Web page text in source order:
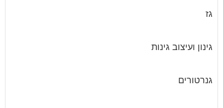
גז
גינון ועיצוב גינות
גנרטורים